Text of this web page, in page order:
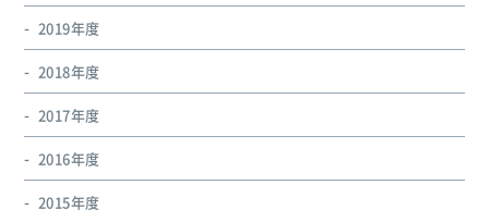
2019年度
2018年度
2017年度
2016年度
2015年度